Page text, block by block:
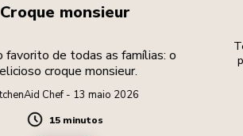
Croque monsieur
favorito de todas as famílias: o
croque monsieur.
Chef - 13 maio 2026
Duration
15 minutos